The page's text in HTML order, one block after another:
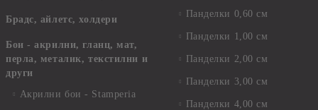
Брадс, айлетс, холдери
Бои - акрилни, гланц, мат,
перла, металик, текстилни и
други
Акрилни бои - Stamperia
Панделки 0,60 см
Панделки 1,00 см
Панделки 2,00 см
Панделки 3,00 см
Панделки 4,00 см